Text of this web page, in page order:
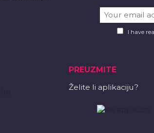
I have
PREUZMITE
Želite li aplikaciju?